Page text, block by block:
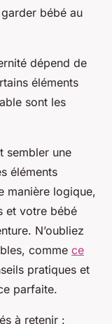
bébé au
dépend de
éléments
sont les
sembler une
éléments
manière logique,
et votre bébé
N’oubliez
comme ce
pratiques et
parfaite.
à retenir :